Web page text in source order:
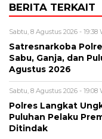
BERITA TERKAIT
Sabtu, 8 Agustus 2026 - 19:38
Satresnarkoba
Sabu, Ganja, dan
Agustus 2026
Sabtu, 8 Agustus 2026 - 19:08
Polres Langkat
Puluhan Pelaku
Ditindak